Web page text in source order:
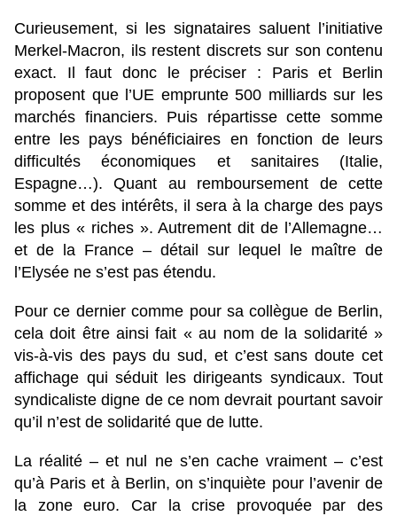
Curieusement, si les signataires saluent l’initiative
Merkel-Macron, ils restent discrets sur son contenu
exact. Il faut donc le préciser : Paris et Berlin
proposent que l’UE emprunte 500 milliards sur les
marchés financiers. Puis répartisse cette somme
entre les pays bénéficiaires en fonction de leurs
difficultés économiques et sanitaires (Italie,
Espagne…). Quant au remboursement de cette
somme et des intérêts, il sera à la charge des pays
les plus « riches ». Autrement dit de l’Allemagne…
et de la France – détail sur lequel le maître de
l’Elysée ne s’est pas étendu.
Pour ce dernier comme pour sa collègue de Berlin,
cela doit être ainsi fait « au nom de la solidarité »
vis-à-vis des pays du sud, et c’est sans doute cet
affichage qui séduit les dirigeants syndicaux. Tout
syndicaliste digne de ce nom devrait pourtant savoir
qu’il n’est de solidarité que de lutte.
La réalité – et nul ne s’en cache vraiment – c’est
qu’à Paris et à Berlin, on s’inquiète pour l’avenir de
la zone euro. Car la crise provoquée par des